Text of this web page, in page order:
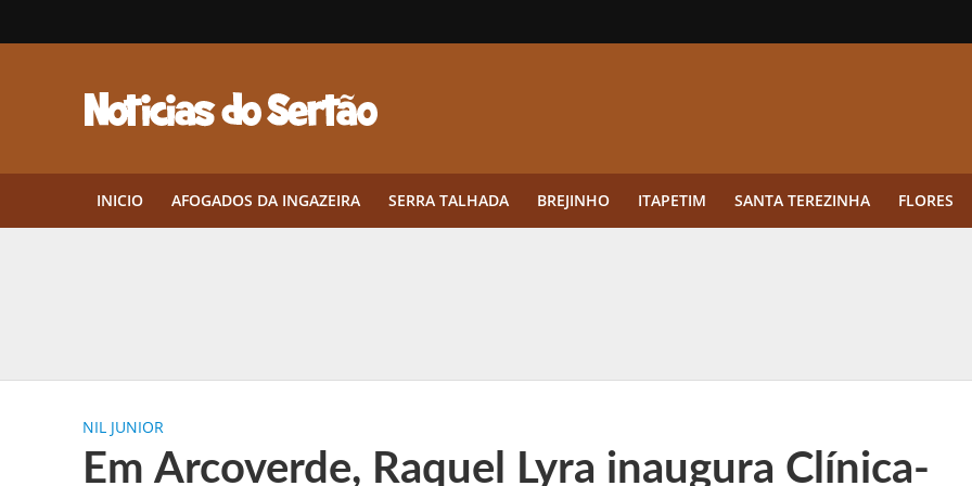
INICIO AFOGADOS DA INGAZEIRA SERRA TALHADA BREJINHO ITAPETIM SANTA TEREZINHA FLORES
Twin lança torneio semanal “Mestres das Rodadas” focado em multiplicadores
NIL JUNIOR
Em Arcoverde, Raquel Lyra inaugura Clínica-